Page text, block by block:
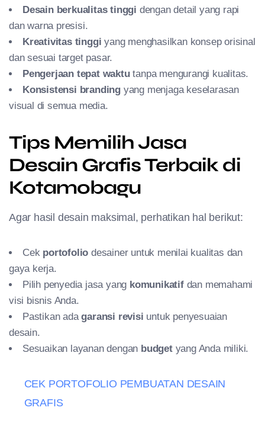
Desain berkualitas tinggi dengan detail yang rapi
dan warna presisi.
Kreativitas tinggi yang menghasilkan konsep orisinal
dan sesuai target pasar.
Pengerjaan tepat waktutanpa mengurangi kualitas.
Konsistensi branding yang menjaga keselarasan
visual di semua media.
Tips Memilih Jasa
Desain Grafis Terbaik di
Kotamobagu
Agar hasil desain maksimal, perhatikan hal berikut:
Cek portofolio desainer untuk menilai kualitas dan
gaya kerja.
Pilih penyedia jasa yang komunikatifdan memahami
visi bisnis Anda.
Pastikan adagaransi revisi untuk penyesuaian
desain.
Sesuaikan layanan dengan budgetyang Anda miliki.
CEK PORTOFOLIO PEMBUATAN DESAIN
GRAFIS